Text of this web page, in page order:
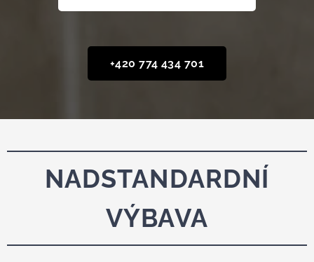
+420 774 434 701
NADSTANDARDNÍ
VÝBAVA